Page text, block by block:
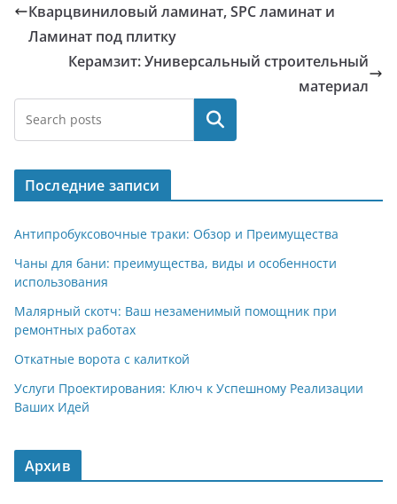
Кварцвиниловый ламинат, SPC ламинат и
Ламинат под плитку
Керамзит: Универсальный строительный
материал
Поиск
Последние записи
Антипробуксовочные траки: Обзор и Преимущества
Чаны для бани: преимущества, виды и особенности
использования
Малярный скотч: Ваш незаменимый помощник при
ремонтных работах
Откатные ворота с калиткой
Услуги Проектирования: Ключ к Успешному Реализации
Ваших Идей
Архив